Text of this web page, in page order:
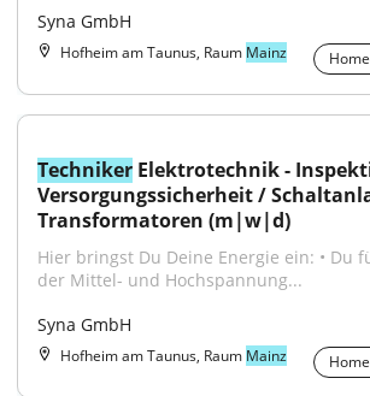
Syna GmbH
Hofheim am Taunus, Raum Mainz
Techniker Elektrotechnik -
Versorgungssicherheit /
Transformatoren (m|w|d)
Hier bringst Du Deine Energie ein: • Du
der Mittel- und Hochspannung...
Syna GmbH
Hofheim am Taunus, Raum Mainz